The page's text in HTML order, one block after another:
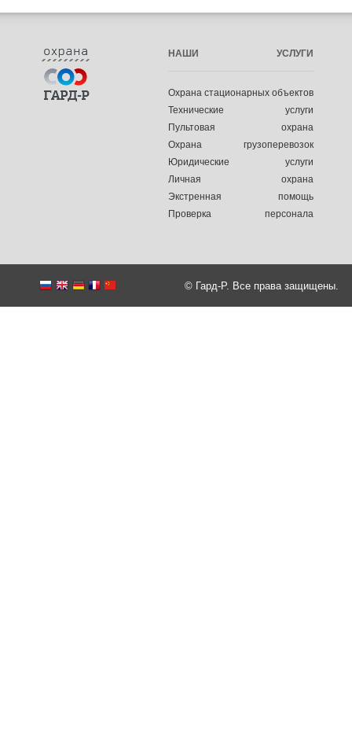
НАШИ УСЛУГИ
Охрана стационарных объектов
Технические услуги
Пультовая охрана
Охрана грузоперевозок
Юридические услуги
Личная охрана
Экстренная помощь
Проверка персонала
© Гард-Р. Все права защищены.